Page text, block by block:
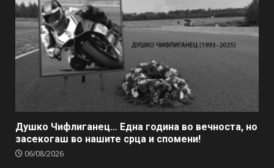
Душко Чифлиганец… Eдна година во вечноста, но
засекогаш во нашите срца и спомени!
06/08/2026